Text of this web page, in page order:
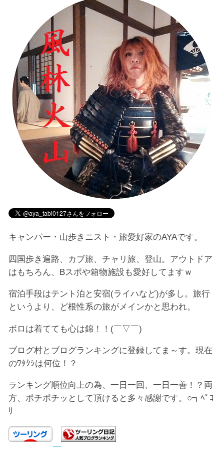
キャンパー・山歩きニスト・旅愛好家のAYAです。
四国歩き遍路、カブ旅、チャリ旅、登山。アウトドア
はもちろん、Bスポや箱物施設も愛好してますｗ
宿泊手段はテント泊と安宿(ライハなど)が多し。旅行
というより、ど根性系の旅がメインかと思われ。
ボロは着てても心は錦！！(￣▽￣)
ブログ村とブログランキングに登録してま～す。現在
のﾜﾀｸｼは何位！？
ランキング順位向上の為、一日一回、一日一善！？両
方、ポチポチッとして頂けると多々感謝です。○┓ﾍﾟｺ
ﾘ